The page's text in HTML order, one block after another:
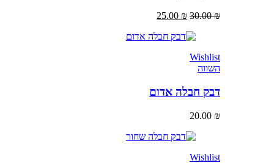
30.00
25.00₪
Wishlist
דבק חבלה אדום
20.00
Wishlist